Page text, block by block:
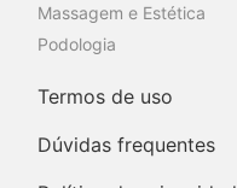
Massagem e Estética
Podologia
Termos de uso
Dúvidas frequentes